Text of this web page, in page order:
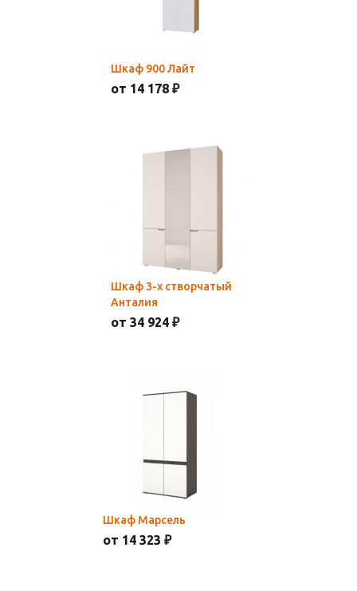
Шкаф 900 Лайт
от 14 178 ₽
Шкаф 3-х створчатый
Анталия
от 34 924 ₽
Шкаф Марсель
от 14 323 ₽